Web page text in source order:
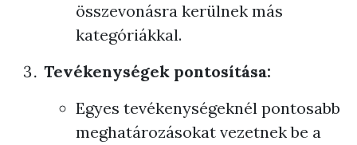
összevonásra kerülnek más
kategóriákkal.
Tevékenységek pontosítása:
Egyes tevékenységeknél pontosabb
meghatározásokat vezetnek be a